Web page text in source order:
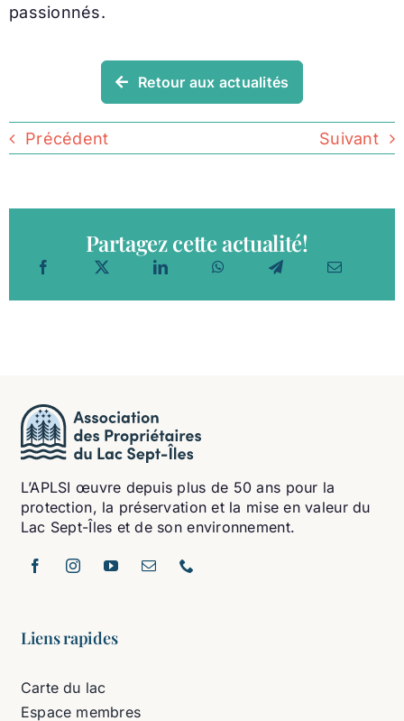
passionnés.
Retour aux actualités
Précédent Suivant
Partagez cette actualité!
L’APLSI œuvre depuis plus de 50 ans pour la
protection, la préservation et la mise en valeur du
Lac Sept-Îles et de son environnement.
Liens rapides
Carte du lac
Espace membres